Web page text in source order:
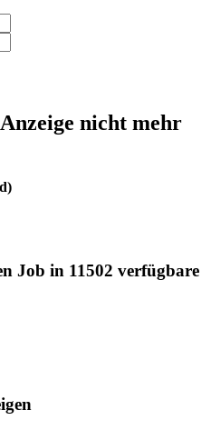
nicht mehr
Job in 11502 verfügbare